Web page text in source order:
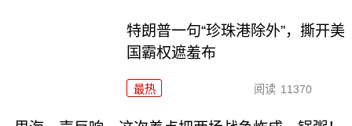
特朗普一句“珍珠港除外”，撕开美
国霸权遮羞布
最热 阅读 11370